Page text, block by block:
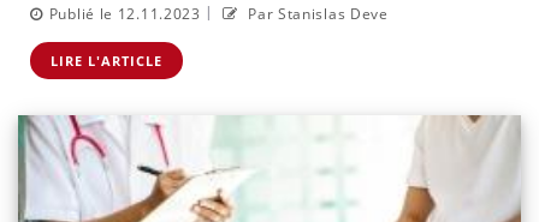
Publié le 12.11.2023 | Par Stanislas Deve
LIRE L'ARTICLE